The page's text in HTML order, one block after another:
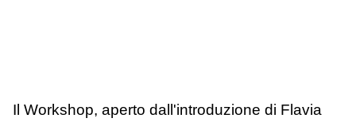
Il Workshop, aperto dall'introduzione di Flavia